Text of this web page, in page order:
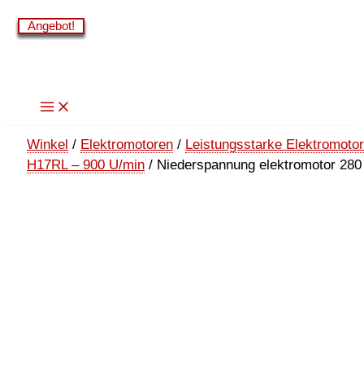
Zum
Inhalt
Winkel / Elektromotoren / Leistungsstarke
H17RL – 900 U/min / Niederspannung elektromotor
Angebot!
Angebot!
Angebot!
Angebot!
Angebot!
Angebot!